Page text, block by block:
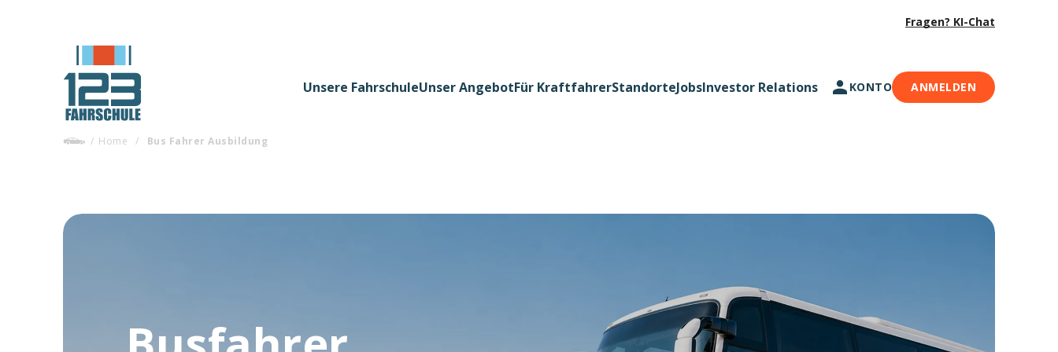
Fragen? KI-Chat
Unsere FahrschuleUnser AngebotFür KraftfahrerStandorteJobsInvestor Relations KONTO ANMELDEN
/ Home / Bus Fahrer Ausbildung